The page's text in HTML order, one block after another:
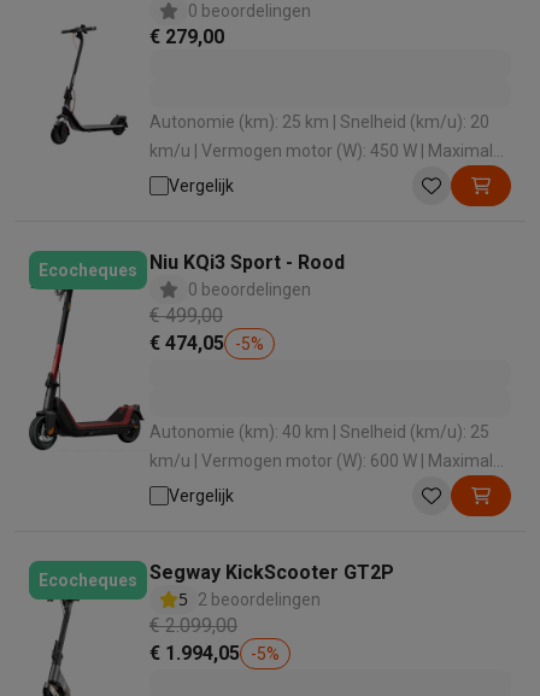
0 beoordelingen
€ 279,00
Autonomie (km): 25 km | Snelheid (km/u): 20
km/u | Vermogen motor (W): 450 W | Maximale
belasting: 90 kg | Hellingsgraad (°): 12 °
Vergelijk
Ecocheques Niu KQi3 Sport - Rood
0 beoordelingen
€ 499,00
€ 474,05
-5%
Autonomie (km): 40 km | Snelheid (km/u): 25
km/u | Vermogen motor (W): 600 W | Maximale
belasting: 120 kg | Hellingsgraad (°): 15 °
Vergelijk
Ecocheques
Segway KickScooter GT2P
5
2 beoordelingen
€ 2.099,00
€ 1.994,05
-5%